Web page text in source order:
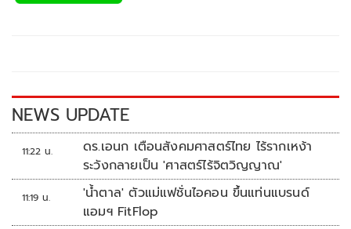
k k
NEWS UPDATE
11:22 น.
ดร.เอนก เตือนสังคมศาสตร์ไทย ไร้รากเหง้า
ระวังกลายเป็น 'ศาสตร์ไร้จิตวิญญาณ'
11:19 น.
'น้ำตาล' ตัวแม่แฟชั่นไอคอน ขึ้นแท่นแบรนด์
แอมฯ FitFlop